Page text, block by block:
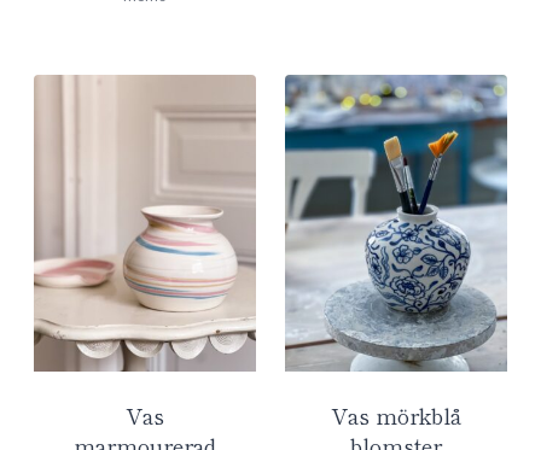
Vas
Vas mörkblå